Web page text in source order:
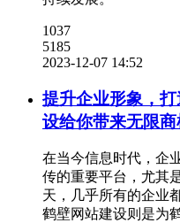
1037
5185
2023-12-07 14:52
提升企业形象，
设给你带来无限商
在当今信息时代，企
传的重要平台，尤其
天，几乎所有的企业
鹤壁网站建设则是为